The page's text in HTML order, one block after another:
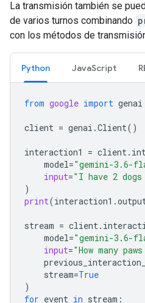
La transmisión también se
de varios turnos combinando
con los métodos de
Python JavaScript
from google import genai
client = genai .Client()
interaction1 = client.
model="gemini-3.6-
input="I have 2
)
print(interaction1 .
stream = client.
model="gemini-3.6-
input="How many
stream=True
)
for event in stream :